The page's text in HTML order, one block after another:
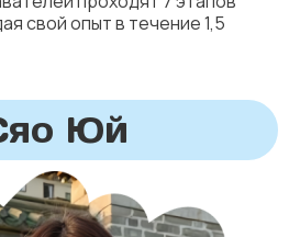
свойопытв течение1,5
Юй